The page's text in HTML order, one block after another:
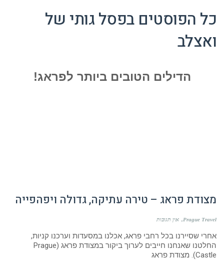
כל הפוסטים בפסל גותי של
ואצלב
הדילים הטובים ביותר לפראג!
מצודת פראג – טירה עתיקה, גדולה ויפהפייה
Prague Travel אין תגובות
אחרי שסיירנו בכל רחבי פראג, אכלנו במסעדות וערכנו קניות,
החלטנו שאנחנו חייבים לערוך ביקור במצודת פראג (Prague
Castle). מצודת פראג